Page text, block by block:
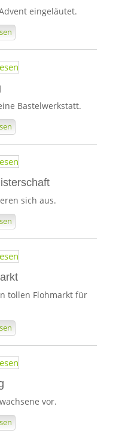
eingeläutet.
Bastelwerkstatt.
sich aus.
tollen Flohmarkt für
vor.